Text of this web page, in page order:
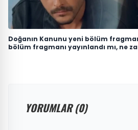
Doğanın Kanunu yeni bölüm
bölüm fragmanı yayınlandı mı, ne
YORUMLAR (0)